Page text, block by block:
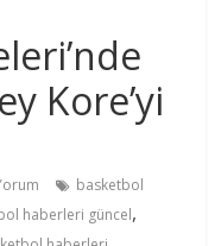
Kore’yi
basketbol
haberleri güncel,